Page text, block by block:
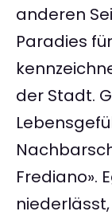
anderen
Paradies
der Stadt.
Frediano».